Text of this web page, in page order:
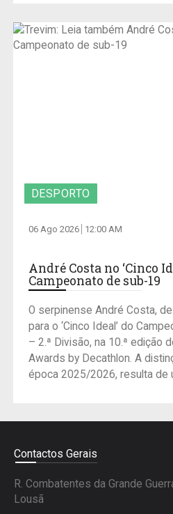
DESPORTO
06 Ago 2026 12:00 AM
André Costa no ‘Cinco
Campeonato de sub-19
O serpinense André Costa,
para o ‘Cinco Ideal’ do
– 2.ª Divisão, na 10.ª edição
Awards by Decathlon. A
época 2025/2026, resulta de
Contactos Gerais
R. Combatentes da Grande
Lousã